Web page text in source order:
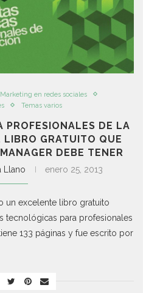
Marketing en redes sociales
Temas varios
PROFESIONALES DE LA
LIBRO GRATUITO QUE
DEBE TENER
Llano enero 25, 2013
un excelente libro gratuito
tecnológicas para profesionales
133 páginas y fue escrito por